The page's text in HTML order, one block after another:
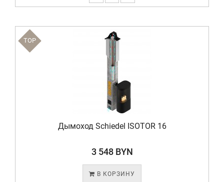
TOP
Дымоход Schiedel ISOTOR 16
3 548 BYN
В КОРЗИНУ